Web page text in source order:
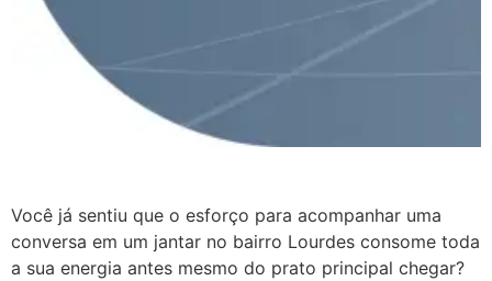
Você já sentiu que o esforço para acompanhar uma
conversa em um jantar no bairro Lourdes consome toda
a sua energia antes mesmo do prato principal chegar?